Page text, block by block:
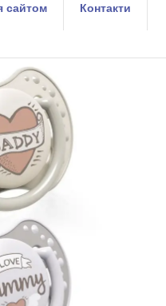
сайтом Контакти